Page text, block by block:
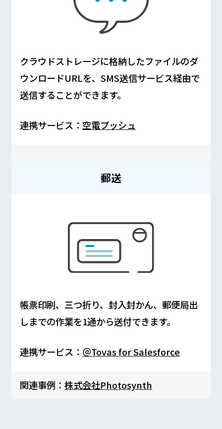
クラウドストレージに格納したファイルのダ
ウンロードURLを、SMS送信サービス経由で
送信することができます。
連携サービス： 空電プッシュ
郵送
帳票印刷、三つ折り、封入封かん、郵便局出
しまでの作業を1通から送付できます。
連携サービス： ＠Tovas for Salesforce
関連事例：株式会社Photosynth